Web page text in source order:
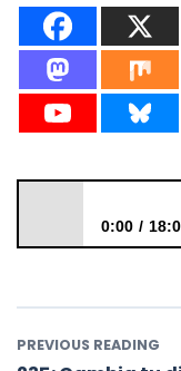
0:00
PREVIOUS READING